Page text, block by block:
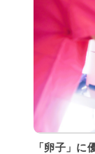
「卵子」に